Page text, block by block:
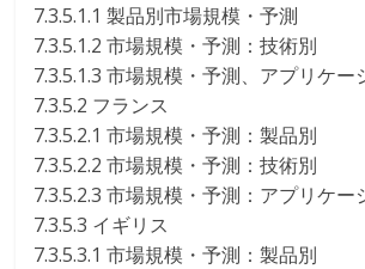
7.3.5.1.1 製品別市場規模・予測
7.3.5.1.2 市場規模・予測：技術別
7.3.5.1.3 市場規模・予測、アプリケー
7.3.5.2 フランス
7.3.5.2.1 市場規模・予測：製品別
7.3.5.2.2 市場規模・予測：技術別
7.3.5.2.3 市場規模・予測：アプリケー
7.3.5.3 イギリス
7.3.5.3.1 市場規模・予測：製品別